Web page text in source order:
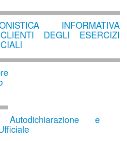
INFORMATIVA
DEGLI ESERCIZI
Autodichiarazione e